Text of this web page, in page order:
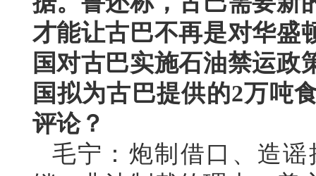
才能让古巴不再是对华盛
国对古巴实施石油禁运政
国拟为古巴提供的2万吨
评论？
毛宁：炮制借口、造